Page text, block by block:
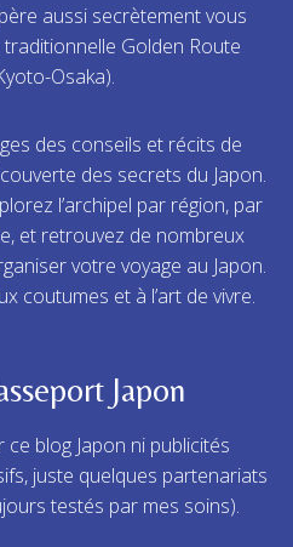
aussi secrètement vous
Golden Route
Osaka).
des conseils et récits de
des secrets du Japon.
l’archipel par région, par
et retrouvez de nombreux
votre voyage au Japon.
coutumes et à l’art de vivre.
Japon
blog Japon ni publicités
juste quelques partenariats
testés par mes soins).